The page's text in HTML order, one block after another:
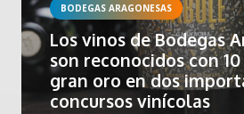
BODEGAS ARAGONESAS
Los vinos de Bodegas
son reconocidos con
gran oro en dos
concursos vinícolas